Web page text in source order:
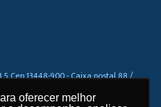
oferecer melhor
oferecer melhor
Cep 13448-900 - Caixa postal 88 /